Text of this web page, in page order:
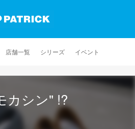
店舗一覧 シリーズ イベント
カシン" !?